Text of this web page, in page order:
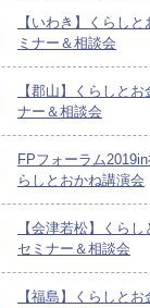
【いわき】くらしと
ミナー＆相談会
【郡山】くらしとお
ナー＆相談会
FPフォーラム
らしとおかね講演会
【会津若松】くら
セミナー＆相談会
【福島】くらしとお